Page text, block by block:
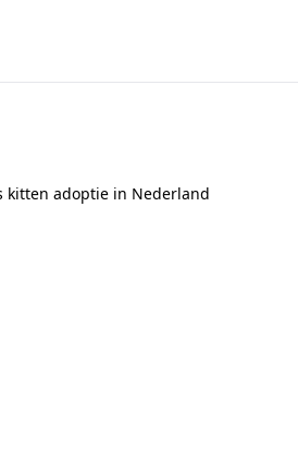
kitten adoptie in Nederland